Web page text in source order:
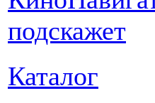
Каталог